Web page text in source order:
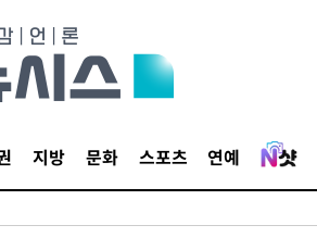
지방 문화 스포츠 연예